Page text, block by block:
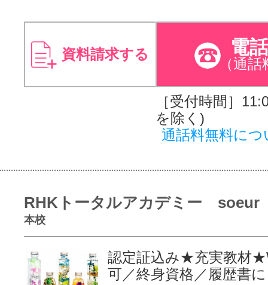
資料請求する 電
（通話
［受付時間］
を除く)
通話料無料につ
RHKトータルアカデミー soeur
本校
認定証込み★充実教材
可／終身資格／履歴書